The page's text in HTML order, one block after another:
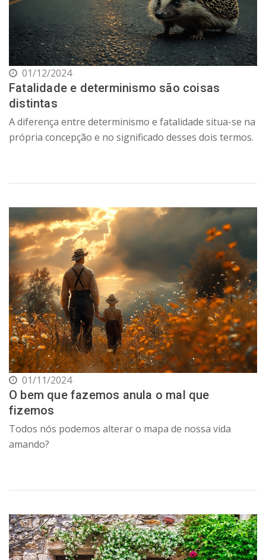
01/12/2024
Fatalidade e determinismo são coisas
distintas
A diferença entre determinismo e fatalidade situa-se na
própria concepção e no significado desses dois termos.
01/11/2024
O bem que fazemos anula o mal que
fizemos
Todos nós podemos alterar o mapa de nossa vida
amando?